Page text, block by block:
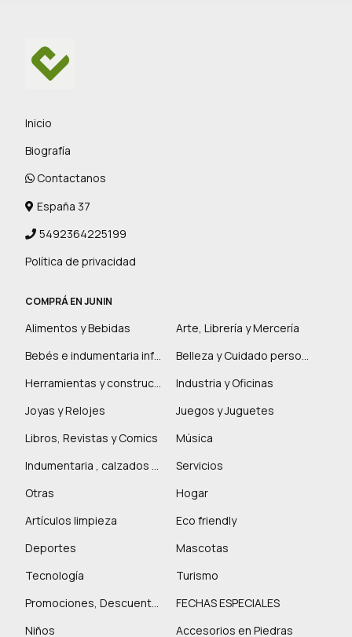
Inicio
Biografía
Contactanos
España 37
5492364225199
Política de privacidad
COMPRÁ EN JUNIN
Alimentos y Bebidas
Arte, Librería y Mercería
Bebés e indumentaria infantil
Belleza y Cuidado personal
Herramientas y construcción
Industria y Oficinas
Joyas y Relojes
Juegos y Juguetes
Libros, Revistas y Comics
Música
Indumentaria , calzados y marroquinería
Servicios
Otras
Hogar
Artículos limpieza
Eco friendly
Deportes
Mascotas
Tecnología
Turismo
Promociones, Descuentos y más
FECHAS ESPECIALES
Niños
Accesorios en Piedras